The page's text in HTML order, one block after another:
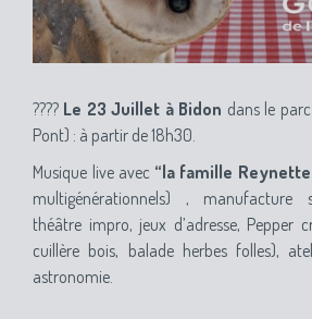
???? Le 23 Juillet à Bidon dans le
Pont) : à partir de 18h30.
Musique live avec “la famille
multigénérationnels) , manufacture
théâtre impro, jeux d’adresse, Pepper
cuillère bois, balade herbes folles),
astronomie.